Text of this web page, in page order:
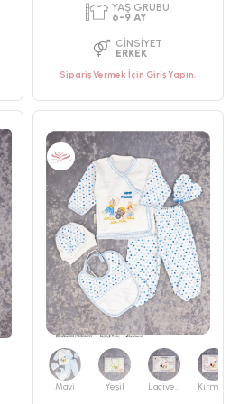
PAKET ADEDI
1ADET
0-3 AY
CINSIYET
Sipariş Vermek İçin Giriş Yapın.
Mavi Yeşil Kırmızı